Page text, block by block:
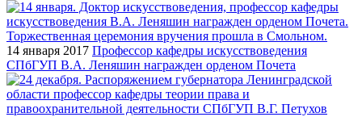
14 января 2017 Профессор кафедры искусствоведения
СПбГУП В.А. Леняшин награжден орденом Почета